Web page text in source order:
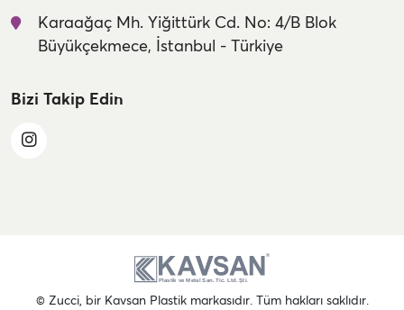
Karaağaç Mh. Yiğittürk Cd. No: 4/B Blok
Büyükçekmece, İstanbul - Türkiye
Bizi Takip Edin
© Zucci, bir Kavsan Plastik markasıdır. Tüm hakları saklıdır.